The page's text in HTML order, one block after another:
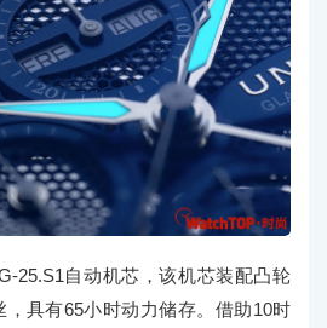
25.S1自动机芯，该机芯装配凸轮
具有65小时动力储存。借助10时